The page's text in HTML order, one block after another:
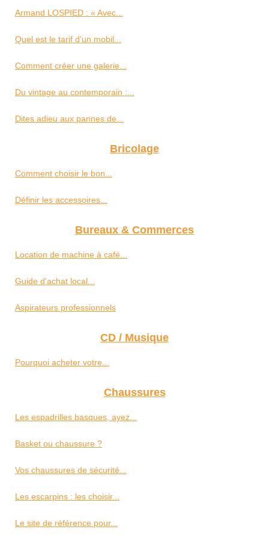
Armand LOSPIED : « Avec...
Quel est le tarif d'un mobil...
Comment créer une galerie...
Du vintage au contemporain :...
Dites adieu aux pannes de...
Bricolage
Comment choisir le bon...
Définir les accessoires...
Bureaux & Commerces
Location de machine à café...
Guide d'achat local...
Aspirateurs professionnels
CD / Musique
Pourquoi acheter votre...
Chaussures
Les espadrilles basques, ayez...
Basket ou chaussure ?
Vos chaussures de sécurité...
Les escarpins : les choisir...
Le site de référence pour...